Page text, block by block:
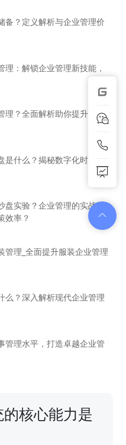
备？定义解析与企业管理价
理：解锁企业管理新技能，
理？全面解析助你提升企业
是什么？揭秘数字化时代的
盘实验？企业管理的实战演
效率？
管理_全面提升服装企业管理
么？深入解析现代企业管理
管理水平，打造卓越企业管
核心能力是